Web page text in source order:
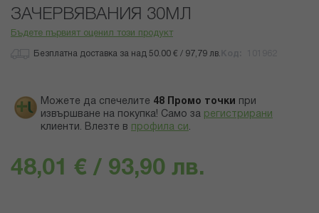
галерия
със
ЗАЧЕРВЯВАНИЯ 30МЛ
Бъдете първият оценил този продукт
Безплатна доставка за над 50.00 € / 97,79 лв.
Можете да спечелите 48 Промо точки
при
извършване на покупка! Само за регистрирани
клиенти. Влезте в профила си .
48,01 € / 93,90 лв.